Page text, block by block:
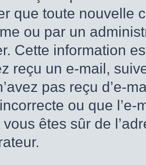
que toute nouvelle
ou par un
Cette information
reçu un e-mail,
pas reçu d’e-
ou que
êtes sûr de